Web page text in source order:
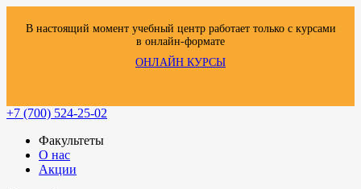
В настоящий момент учебный центр работает только с курсами
в онлайн-формате
ОНЛАЙН КУРСЫ
+7 (700) 524-25-02
Факультеты
О нас
Акции